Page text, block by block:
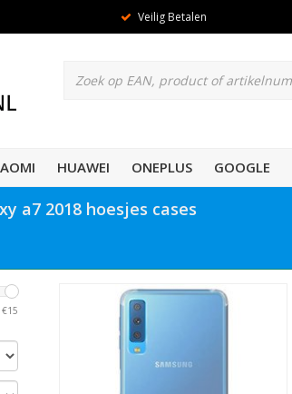
Veilig Betalen
HUAWEI ONEPLUS GOOGLE
a7 2018 hoesjes cases
€15